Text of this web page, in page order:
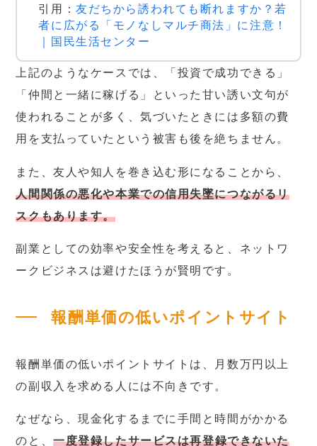
引用：友だちから誘われても断れますか？若
者に広がる「モノなしマルチ商法」に注意！
｜国民生活センター
上記のようなケースでは、「投資で成功できる」
「仲間と一緒に稼げる」といった甘い誘い文句が
使われることが多く、気づいたときには多額の費
用を支払っていたという被害も後を絶ちません。
また、友人や知人を巻き込む形になることから、
人間関係の悪化や本業での信用失墜につながるリ
スクもあります。
副業としての効率や安全性を考えると、ネットワ
ークビジネスは避けたほうが賢明です。
報酬単価の低いポイントサイト
報酬単価の低いポイントサイトは、月数万円以上
の副収入を求める人には不向きです。
なぜなら、現金化するまでに手間と時間がかかる
のと、一度登録したサービスは再登録できないた